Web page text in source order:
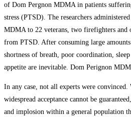
of Dom Pеrgnоn MDMA in patients
stress (PTSD). The researchers
MDMA to 22 veterans, two firefighters and
from PTSD. After consuming large
shortness of breath, poor coordination, sleep
appetite are inevitable. Dom Perignon
In any case, not all experts were convinced.
widespread acceptance cannot be
and implosion within a general population